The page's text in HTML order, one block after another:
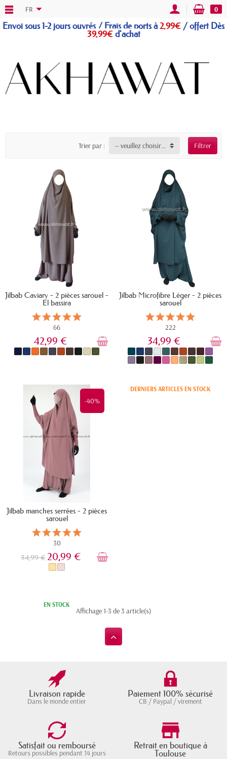
Envoi sous 1-2 jours ouvrés / Frais de ports à 2,99€ /offert Dès
39,99€d'achat
FR 0
Trier par : -- veuillez choisir -- Filtrer
Jilbab Caviary - 2 pièces sarouel -
El bassira
66
42,99 €
EN STOCK
Jilbab Microfibre Léger - 2 pièces
sarouel
222
34,99 €
DERNIERS ARTICLES EN STOCK
-40%
Jilbab manches serrées - 2 pièces
sarouel
30
34,99 € 20,99 €
EN STOCK
Affichage 1-3 de 3 article(s)
Livraison rapide
Dans le monde entier
Paiement 100% sécurisé
CB / Paypal / virement
Satisfait ou remboursé
Retours possibles pendant 14 jours
Retrait en boutique à
Toulouse